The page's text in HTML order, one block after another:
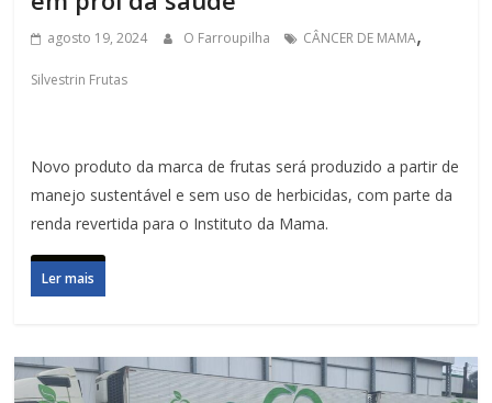
agosto 19, 2024 O Farroupilha CÂNCER DE MAMA,
Silvestrin Frutas
Novo produto da marca de frutas será produzido a partir de
manejo sustentável e sem uso de herbicidas, com parte da
renda revertida para o Instituto da Mama.
Ler mais